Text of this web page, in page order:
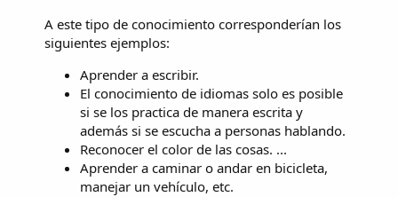
A este tipo de conocimiento corresponderían los
siguientes ejemplos:
Aprender a escribir.
El conocimiento de idiomas solo es posible
si se los practica de manera escrita y
además si se escucha a personas hablando.
Reconocer el color de las cosas. ...
Aprender a caminar o andar en bicicleta,
manejar un vehículo, etc.